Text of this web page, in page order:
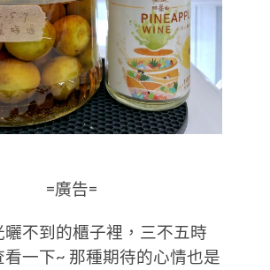
=廣告=
不到的櫃子裡，三不五時
看一下~ 那種期待的心情也是